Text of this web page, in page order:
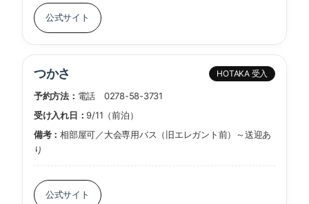
公式サイト
つかさ HOTAKA 受入
予約方法： 電話 0278-58-3731
受け入れ日：9/11（前泊）
備考：相部屋可／大会専用バス（旧エレガント前）～送迎あ
り
公式サイト